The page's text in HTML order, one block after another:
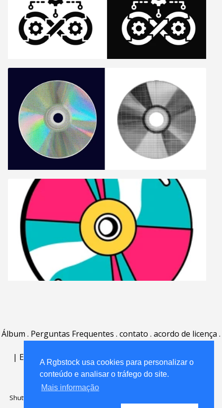
A Rgbstock usa cookies para personalizar o
conteúdo e analisar o tráfego do site.
Mais informação
Álbum . Perguntas Frequentes . contato . acordo de licença .
| English | Deutsch Español Português
Nederlands|
Shutterstock official partner of Rgbstock